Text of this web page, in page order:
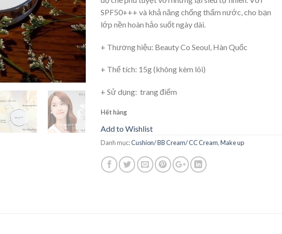
SPF50+++ và khả năng chống thấm nước, cho bạn
lớp nền hoàn hảo suốt ngày dài.
+ Thương hiệu: Beauty Co Seoul, Hàn Quốc
+ Thể tích: 15g (không kèm lõi)
+ Sử dụng: trang điểm
Hết hàng
Add to Wishlist
Danh mục:Cushion/ BB Cream/ CC Cream,Make up